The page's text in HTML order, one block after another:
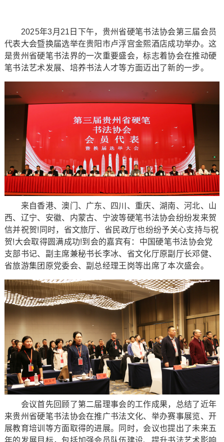
2025年3月21日下午，贵州省硬笔书法协会第三届会员
代表大会暨换届选举在贵阳市卢浮宫金熙酒店成功举办。这
是贵州省硬笔书法界的一次重要盛会，标志着协会在推动硬
笔书法艺术发展、培养书法人才等方面迈出了新的一步。
来自香港、澳门、广东、四川、重庆、湖南、河北、山
西、辽宁、安徽、内蒙古、宁波等硬笔书法协会纷纷发来贺
信并祝贺!同时，省文旅厅、省民政厅也纷纷予关心支持与祝
贺!大会取得圆满成功!到会的嘉宾有：中国硬笔书法协会党
支部书记、副主席兼秘书长李冰、省文化厅原副厅长邓健、
省旅游集团原党委会、副总经理王岗等出席了本次盛会。
会议首先回顾了第二届理事会的工作成果，总结了近年
来贵州省硬笔书法协会在推广书法文化、举办赛事展览、开
展教育培训等方面取得的进展。同时，会议也提出了未来五
年的发展目标，包括加强会员队伍建设、提升书法艺术影响